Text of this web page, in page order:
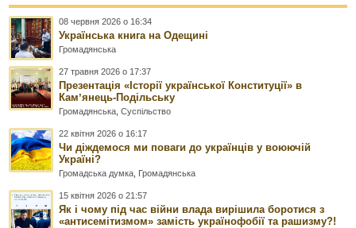
08 червня 2026 о 16:34
Українська книга на Одещині
Громадянська
27 травня 2026 о 17:37
Презентація «Історії української Конституції» в
Камʼянець-Подільську
Громадянська ,Суспільство
22 квітня 2026 о 16:17
Чи діждемося ми поваги до українців у воюючій
Україні?
Громадська думка Громадянська
15 квітня 2026 о 21:57
Як і чому під час війни влада вирішила боротися з
«антисемітизмом» замість українофобії та рашизму?!